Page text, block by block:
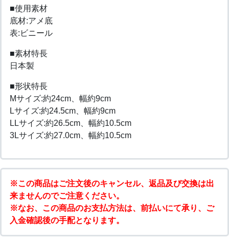
■使用素材
底材:アメ底
表:ビニール
■素材特長
日本製
■形状特長
Mサイズ:約24cm、幅約9cm
Lサイズ:約24.5cm、幅約9cm
LLサイズ:約26.5cm、幅約10.5cm
3Lサイズ:約27.0cm、幅約10.5cm
※この商品はご注文後のキャンセル、返品及び交換は出
来ませんのでご注意ください。
※なお、この商品のお支払方法は、前払いにて承り、ご
入金確認後の手配となります。